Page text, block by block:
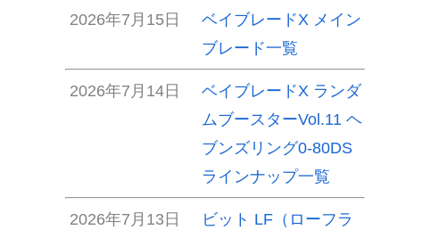
2026年7月15日
ベイブレードX メイン
ブレード一覧
2026年7月14日
ベイブレードX ランダ
ムブースターVol.11 ヘ
ブンズリング0-80DS
ラインナップ一覧
2026年7月13日
ビット LF（ローフラ